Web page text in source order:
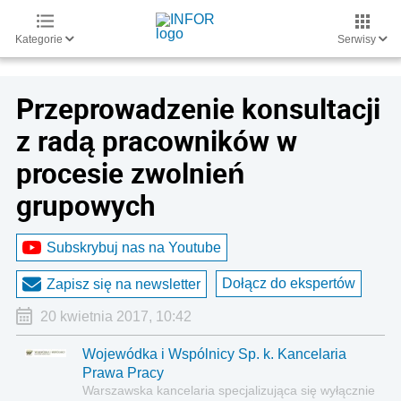
Kategorie Serwisy
Przeprowadzenie konsultacji
z radą pracowników w
procesie zwolnień
grupowych
Subskrybuj nas na Youtube
Zapisz się na newsletter Dołącz do ekspertów
20 kwietnia 2017, 10:42
Wojewódka i Wspólnicy Sp. k. Kancelaria
Prawa Pracy
Warszawska kancelaria specjalizująca się wyłącznie